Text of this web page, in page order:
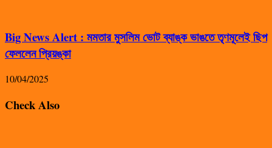
Big News Alert : মমতার মুসলিম ভোট ব্যাঙ্ক ভাঙতে তৃণমূলেই ছিপ
ফেললেন প্রিয়ঙ্কা
10/04/2025
Check Also